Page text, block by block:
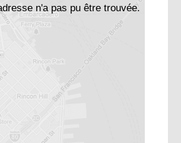
n'a pas pu être trouvée.